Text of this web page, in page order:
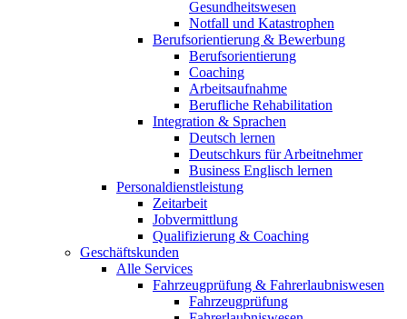
Gesundheitswesen
Notfall und Katastrophen
Berufsorientierung & Bewerbung
Berufsorientierung
Coaching
Arbeitsaufnahme
Berufliche Rehabilitation
Integration & Sprachen
Deutsch lernen
Deutschkurs für Arbeitnehmer
Business Englisch lernen
Personaldienstleistung
Zeitarbeit
Jobvermittlung
Qualifizierung & Coaching
Geschäftskunden
Alle Services
Fahrzeugprüfung & Fahrerlaubniswesen
Fahrzeugprüfung